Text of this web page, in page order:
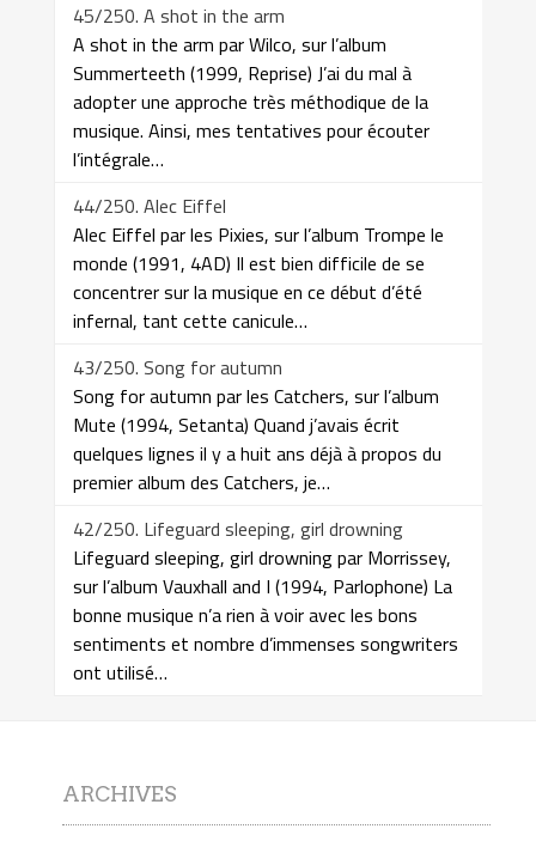
45/250. A shot in the arm
A shot in the arm par Wilco, sur l’album
Summerteeth (1999, Reprise) J’ai du mal à
adopter une approche très méthodique de la
musique. Ainsi, mes tentatives pour écouter
l’intégrale…
44/250. Alec Eiffel
Alec Eiffel par les Pixies, sur l’album Trompe le
monde (1991, 4AD) Il est bien difficile de se
concentrer sur la musique en ce début d’été
infernal, tant cette canicule…
43/250. Song for autumn
Song for autumn par les Catchers, sur l’album
Mute (1994, Setanta) Quand j’avais écrit
quelques lignes il y a huit ans déjà à propos du
premier album des Catchers, je…
42/250. Lifeguard sleeping, girl drowning
Lifeguard sleeping, girl drowning par Morrissey,
sur l’album Vauxhall and I (1994, Parlophone) La
bonne musique n’a rien à voir avec les bons
sentiments et nombre d’immenses songwriters
ont utilisé…
ARCHIVES